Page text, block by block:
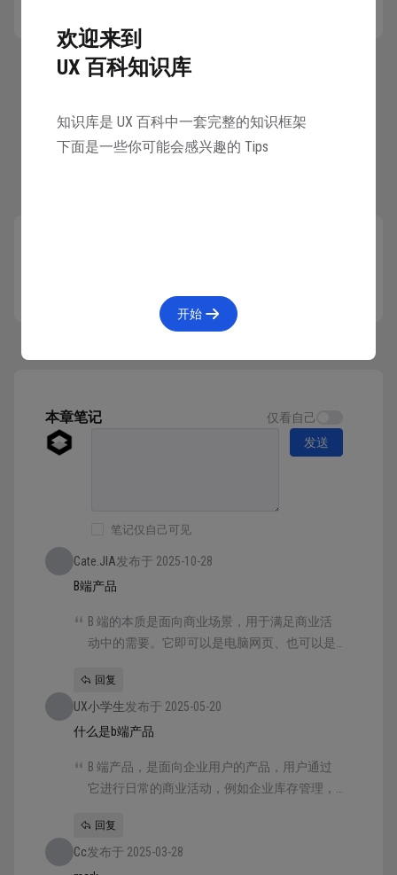
各自的运营模式和实践特征。 理论上 B 端产品的
开发要具体到特定的商业活动场景中，比如客户
的...本章笔记 仅看自己
笔记仅自己可见
发送
Cate.JIA发布于 2025-10-28
B端产品
B 端的本质是面向商业场景，用于满足商业活
动中的需要。它即可以是电脑网页、也可以是
淘宝，除了一般用户使用的客户端外，还有滴
滴的司机、淘宝的卖家使用的客户端，它们的
作用显然不是满足用户出行、购物的，而是让
标准的 B 端产品。
回复
UX小学生发布于 2025-05-20
什么是b端产品
B 端产品，是面向企业用户的产品，用户通过
它进行日常的商业活动，例如企业库存管理，
解决企业需求的产品，都是 B 端产品。
回复
Cc发布于 2025-03-28
欢迎来到
UX 百科知识库
知识库是 UX 百科中一套完整的知识框架
下面是一些你可能会感兴趣的 Tips
开始